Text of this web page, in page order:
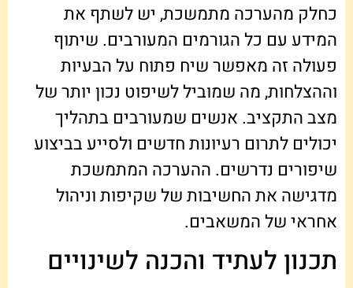
כחלק מהערכה מתמשכת, יש לשתף את
המידע עם כל הגורמים המעורבים. שיתוף
פעולה זה מאפשר שיח פתוח על הבעיות
וההצלחות, מה שמוביל לשיפוט נכון יותר של
מצב התקציב. אנשים שמעורבים בתהליך
יכולים לתרום רעיונות חדשים ולסייע בביצוע
שיפורים נדרשים. ההערכה המתמשכת
מדגישה את החשיבות של שקיפות וניהול
אחראי של המשאבים.
תכנון לעתיד והכנה לשינויים